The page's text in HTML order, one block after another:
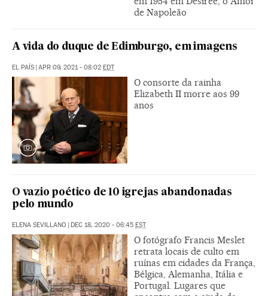
de Napoleão
A vida do duque de Edimburgo, em imagens
EL PAÍS APR 09, 2021 - 08:02 EDT
O consorte da rainha
Elizabeth II morre aos 99
anos
O vazio poético de 10 igrejas abandonadas
pelo mundo
ELENA SEVILLANO DEC 18, 2020 - 06:45 EST
O fotógrafo Francis Meslet
retrata locais de culto em
ruínas em cidades da França,
Bélgica, Alemanha, Itália e
Portugal. Lugares que